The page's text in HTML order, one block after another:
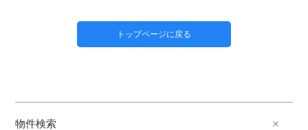
トップページに戻る
物件検索